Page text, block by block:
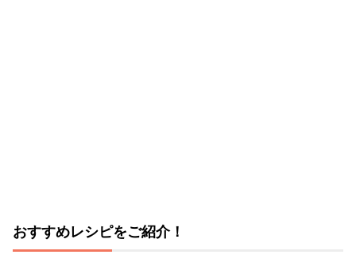
おすすめレシピをご紹介！